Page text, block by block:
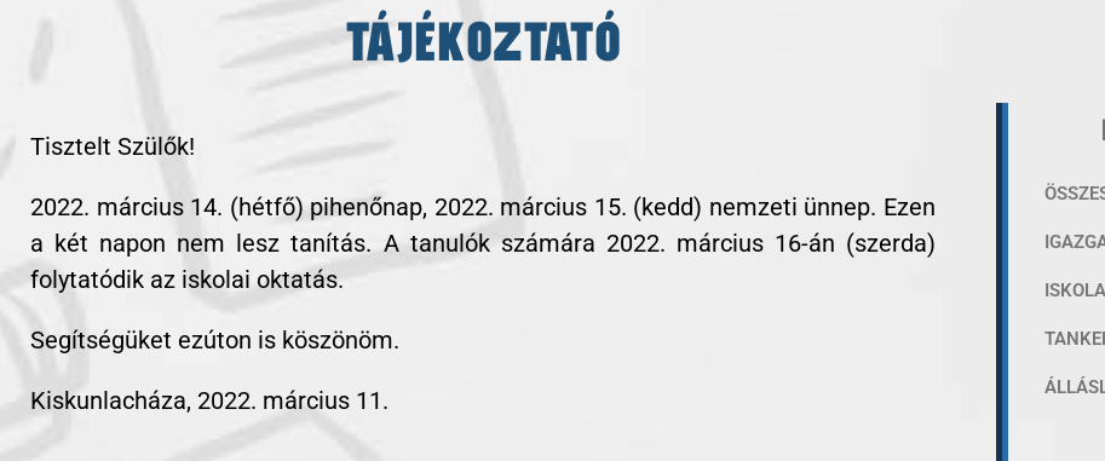
TÁJÉKOZTATÓ
Tisztelt Szülők!
2022. március 14. (hétfő) pihenőnap, 2022. március 15. (kedd) nemzeti ünnep. Ezen
a két napon nem lesz tanítás. A tanulók számára 2022. március 16-án (szerda)
folytatódik az iskolai oktatás.
Segítségüket ezúton is köszönöm.
Kiskunlacháza, 2022. március 11.
ISKOLA